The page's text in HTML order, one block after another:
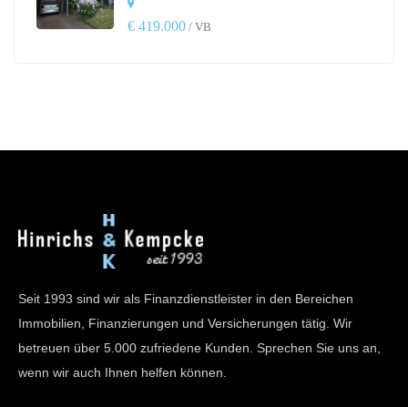
€ 419.000 / VB
Seit 1993 sind wir als Finanzdienstleister in den Bereichen
Immobilien, Finanzierungen und Versicherungen tätig. Wir
betreuen über 5.000 zufriedene Kunden. Sprechen Sie uns an,
wenn wir auch Ihnen helfen können.